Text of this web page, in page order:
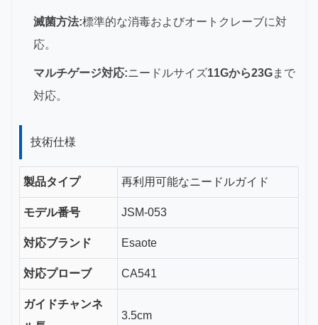
滅菌方法:標準的な消毒およびオートクレーブに対
応。
マルチゲージ対応:ニードルサイズ11Gから23Gまで
対応。
技術仕様
製品タイプ 再利用可能なニードルガイド
モデル番号 JSM-053
対応ブランド Esaote
対応プローブ CA541
ガイドチャンネ
3.5cm